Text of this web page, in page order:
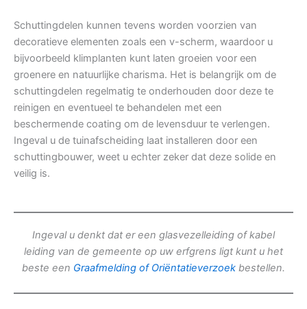
Schuttingdelen kunnen tevens worden voorzien van
decoratieve elementen zoals een v-scherm, waardoor u
bijvoorbeeld klimplanten kunt laten groeien voor een
groenere en natuurlijke charisma. Het is belangrijk om de
schuttingdelen regelmatig te onderhouden door deze te
reinigen en eventueel te behandelen met een
beschermende coating om de levensduur te verlengen.
Ingeval u de tuinafscheiding laat installeren door een
schuttingbouwer, weet u echter zeker dat deze solide en
veilig is.
Ingeval u denkt dat er een glasvezelleiding of kabel
leiding van de gemeente op uw erfgrens ligt kunt u het
beste een Graafmelding of Oriëntatieverzoek bestellen.